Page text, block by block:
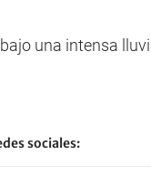
una intensa
sociales: